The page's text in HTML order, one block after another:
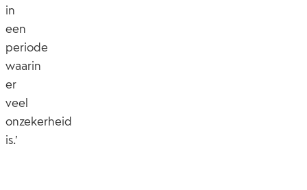
in
een
periode
waarin
er
veel
onzekerheid
is.’